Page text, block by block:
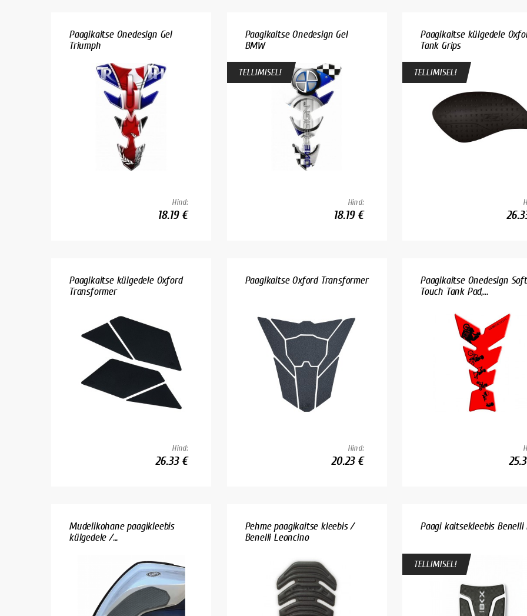
Paagikaitse Onedesign Gel
Triumph
Hind:
18.19 €
Paagikaitse Onedesign Gel
BMW
TELLIMISEL!
Hind:
18.19 €
Paagikaitse külgedele
Tank Grips
TELLIMISEL!
Paagikaitse külgedele Oxford
Transformer
Hind:
26.33 €
Paagikaitse Oxford Transformer
Hind:
20.23 €
Paagikaitse Onedesign Soft
Touch Tank Pad,...
Mudelikohane paagikleebis
külgedele /...
Pehme paagikaitse kleebis /
Benelli Leoncino
Paagi kaitsekleebis Benelli
TELLIMISEL!